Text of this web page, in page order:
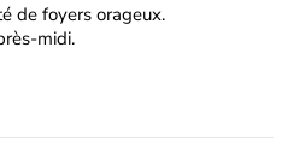
de foyers orageux.
midi.